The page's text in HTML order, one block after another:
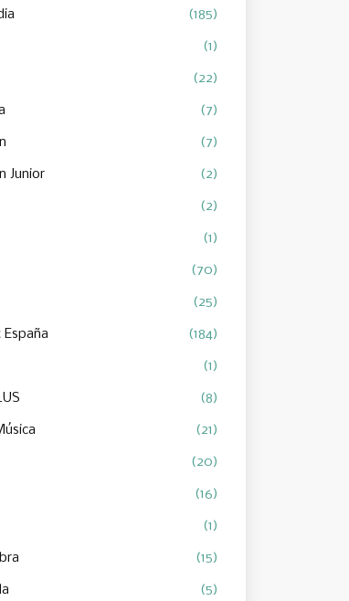
(185)
(1)
(22)
(7)
(7)
Junior (2)
(2)
(1)
(70)
(25)
(184)
(1)
(8)
(21)
(20)
(16)
(1)
(15)
(5)